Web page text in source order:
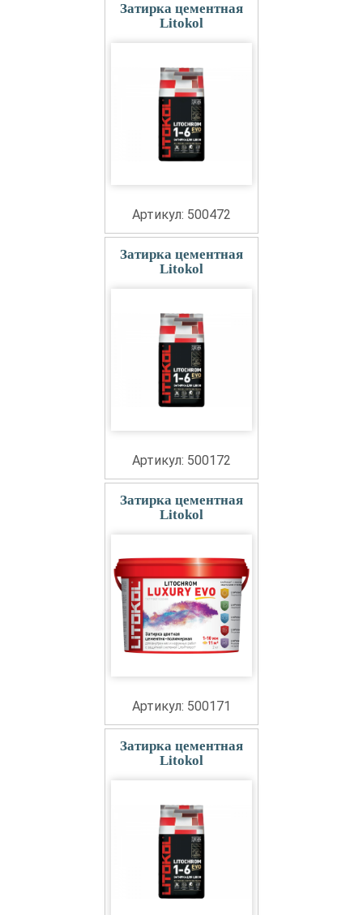
Затирка цементная
Litokol
Артикул: 500472
Затирка цементная
Litokol
Артикул: 500172
Затирка цементная
Litokol
Артикул: 500171
Затирка цементная
Litokol